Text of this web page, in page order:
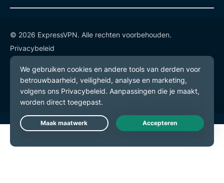
© 2026 ExpressVPN. Alle rechten voorbehouden.
Privacybeleid
Gebruiksvoorwaarden
Cookievoorkeuren
Live Chat